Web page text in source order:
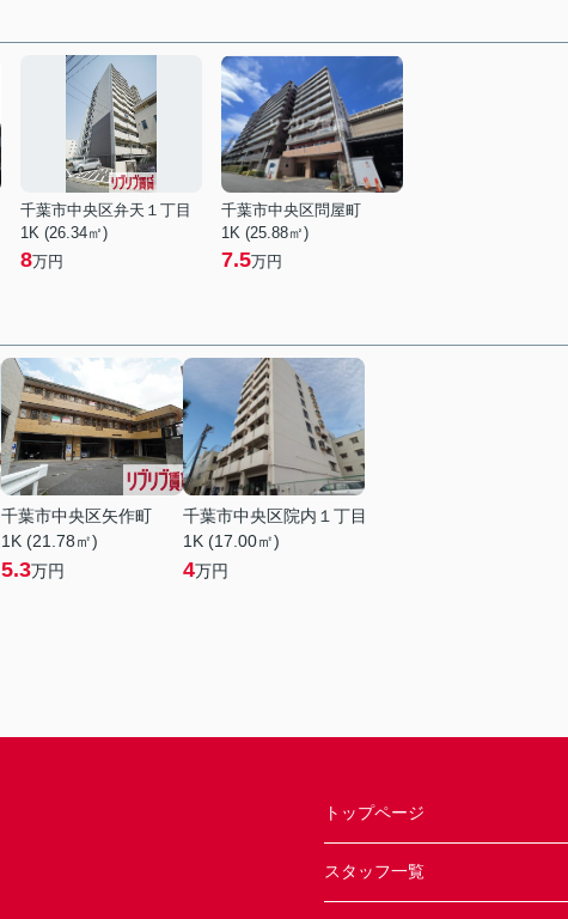
千葉市中央区弁天１丁目
1K (26.34㎡)
8万円
千葉市中央区問屋町
1K (25.88㎡)
7.5万円
千葉市中央区矢作町
1K (21.78㎡)
5.3万円
千葉市中央区院内１丁目
1K (17.00㎡)
4万円
トップページ
スタッフ一覧